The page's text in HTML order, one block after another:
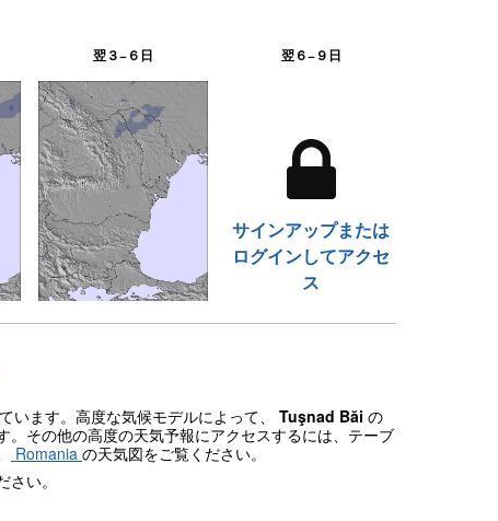
翌３−６日 翌６−９日
サインアップまたは
ログインしてアクセ
ス
ます。高度な気候モデルによって、 Tuşnad Băi の
その他の高度の天気予報にアクセスするには、テーブ
Romania の天気図をご覧ください。
い。